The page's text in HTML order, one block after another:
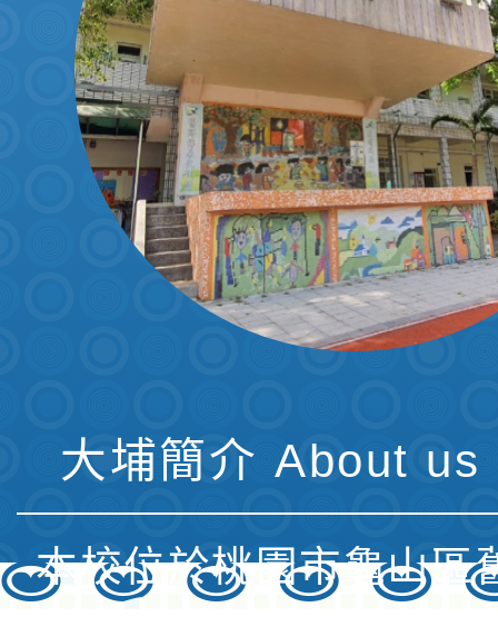
大埔簡介 About us
本校位於桃園市龜山區